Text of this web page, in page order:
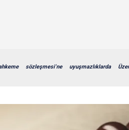
sözleşmesi’ne uyuşmazlıklarda